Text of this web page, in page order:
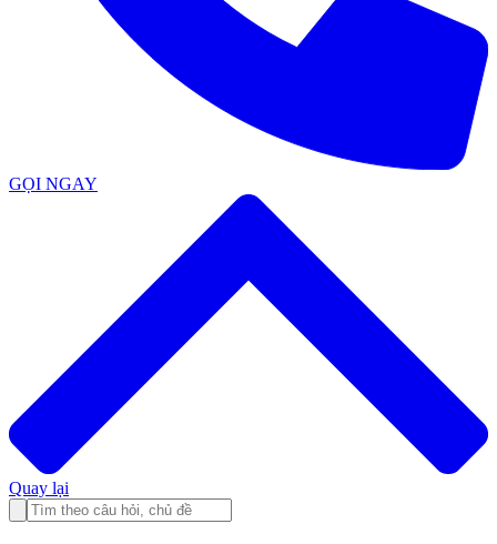
GỌI NGAY
Quay lại